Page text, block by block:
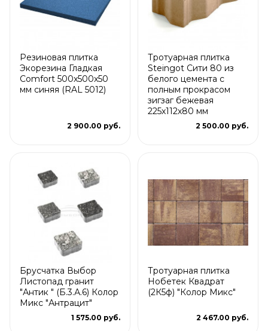
Резиновая плитка
Экорезина Гладкая
Comfort 500x500x50
мм синяя (RAL 5012)
2 900.00 руб.
Тротуарная плитка
Steingot Сити 80 из
белого цемента с
полным прокрасом
зигзаг бежевая
225х112х80 мм
2 500.00 руб.
Брусчатка Выбор
Листопад гранит
"Антик " (Б.3.А.6) Колор
Микс "Антрацит"
1 575.00 руб.
Тротуарная плитка
Нобетек Квадрат
(2К5ф) "Колор Микс"
2 467.00 руб.